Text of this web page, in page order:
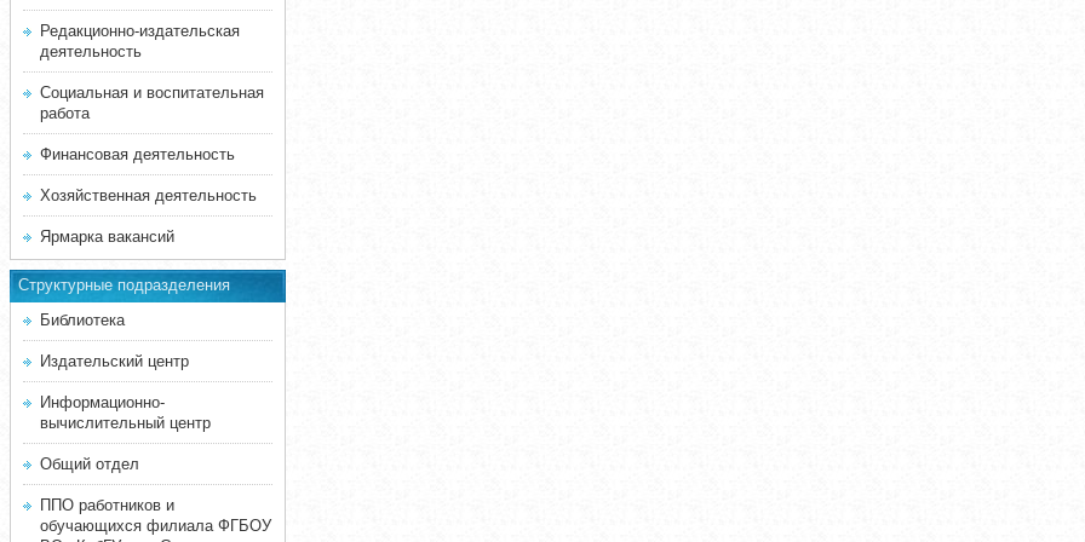
Редакционно-издательская
деятельность
Социальная и воспитательная
работа
Финансовая деятельность
Хозяйственная деятельность
Ярмарка вакансий
Структурные подразделения
Библиотека
Издательский центр
Информационно-
вычислительный центр
Общий отдел
ППО работников и
обучающихся филиала ФГБОУ